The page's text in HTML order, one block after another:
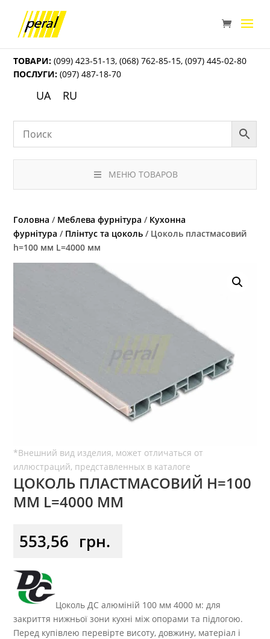
ТОВАРИ: (099) 423-51-13,(068) 762-85-15,(097) 445-02-80
ПОСЛУГИ: (097) 487-18-70
UA RU
МЕНЮ ТОВАРОВ
Головна / Меблева фурнітура / Кухонна
фурнітура / Плінтус та цоколь / Цоколь пластмасовий
h=100 мм L=4000 мм
ЦОКОЛЬ ПЛАСТМАСОВИЙ H=100
ММ L=4000 ММ
553,56 грн.
Цоколь ДС алюміній 100 мм 4000 м: для
закриття нижньої зони кухні між опорами та підлогою.
Перед купівлею перевірте висоту, довжину, матеріал і